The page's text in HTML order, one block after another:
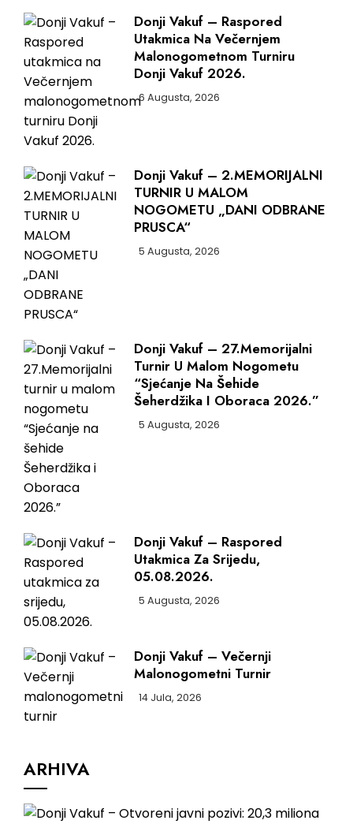
Donji Vakuf – Raspored
Utakmica Na Večernjem
Malonogometnom Turniru
Donji Vakuf 2026.
6 Augusta, 2026
Donji Vakuf – 2.MEMORIJALNI
TURNIR U MALOM
NOGOMETU „DANI ODBRANE
PRUSCA“
5 Augusta, 2026
Donji Vakuf – 27.Memorijalni
Turnir U Malom Nogometu
“Sjećanje Na Šehide
Šeherdžika I Oboraca 2026.”
5 Augusta, 2026
Donji Vakuf – Raspored
Utakmica Za Srijedu,
05.08.2026.
5 Augusta, 2026
Donji Vakuf – Večernji
Malonogometni Turnir
14 Jula, 2026
ARHIVA